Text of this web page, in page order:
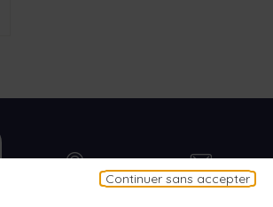
Continuer sans accepter
plan contact